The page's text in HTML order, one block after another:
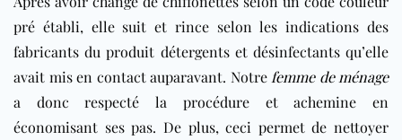
pré établi, elle suit et rince selon les indications des
fabricants du produit détergents et désinfectants qu’elle
avait mis en contact auparavant. Notre femme de ménage
a donc respecté la procédure et achemine en
économisant ses pas. De plus, ceci permet de nettoyer